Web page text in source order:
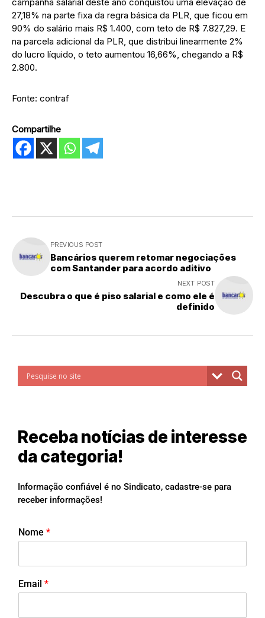
27,18% na parte fixa da regra básica da PLR, que ficou em
90% do salário mais R$ 1.400, com teto de R$ 7.827,29. E
na parcela adicional da PLR, que distribui linearmente 2%
do lucro líquido, o teto aumentou 16,66%, chegando a R$
2.800.
Fonte: contraf
Compartilhe
PREVIOUS POST
Bancários querem retomar negociações
com Santander para acordo aditivo
NEXT POST
Descubra o que é piso salarial e como ele é
definido
Receba notícias de interesse
da categoria!
Informação confiável é no Sindicato, cadastre-se para
receber informações!
Nome *
Email *